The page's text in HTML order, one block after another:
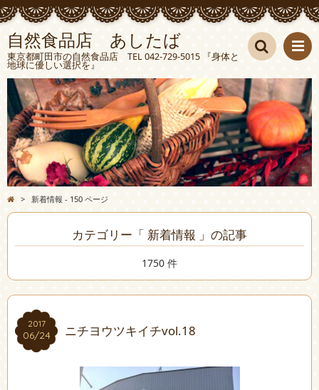
自然食品店 あしたば
東京都町田市の自然食品店 TEL 042-729-5015 『身体と
地球に優しい選択を』 検索
> 新着情報 - 150 ページ
カテゴリー「 新着情報 」の記事
1750 件
2017
06/24
2017
06/24 ニチヨウツキイチvol.18